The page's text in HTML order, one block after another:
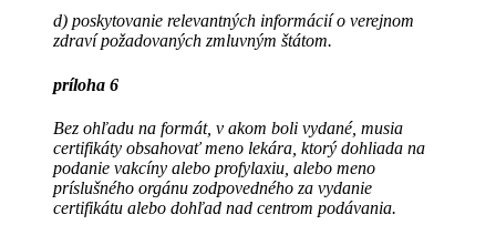
d) poskytovanie relevantných informácií o verejnom
zdraví požadovaných zmluvným štátom.
príloha 6
Bez ohľadu na formát, v akom boli vydané, musia
certifikáty obsahovať meno lekára, ktorý dohliada na
podanie vakcíny alebo profylaxiu, alebo meno
príslušného orgánu zodpovedného za vydanie
certifikátu alebo dohľad nad centrom podávania.